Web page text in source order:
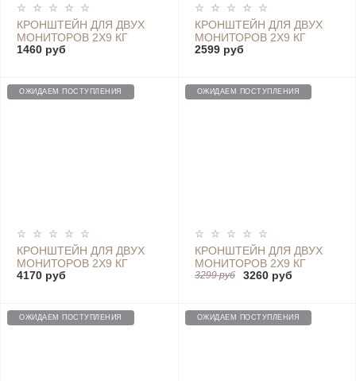
КРОНШТЕЙН ДЛЯ ДВУХ
МОНИТОРОВ 2Х9 КГ
17"-32" VESA 100X100
1460 руб
КРОНШТЕЙН ДЛЯ ДВУХ
МОНИТОРОВ 2Х9 КГ
17"-32" VESA 100X100
2599 руб
ОЖИДАЕМ ПОСТУПЛЕНИЯ
КРОНШТЕЙН ДЛЯ ДВУХ
МОНИТОРОВ 2Х9 КГ
17"-32" VESA 75X75
4170 руб
ОЖИДАЕМ ПОСТУПЛЕНИЯ
КРОНШТЕЙН ДЛЯ ДВУХ
МОНИТОРОВ 2Х9 КГ
17"-32" НАСТОЛЬНЫЙ
3299 руб 3260 руб
ОЖИДАЕМ ПОСТУПЛЕНИЯ ОЖИДАЕМ ПОСТУПЛЕНИЯ